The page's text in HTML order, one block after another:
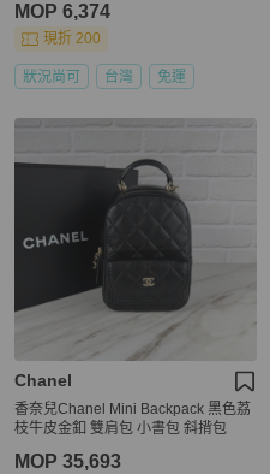
MOP 6,374
現折 200
狀況尚可 台灣 免運
Chanel
香奈兒Chanel Mini Backpack 黑色荔
枝牛皮金釦 雙肩包 小書包 斜揹包
MOP 35,693